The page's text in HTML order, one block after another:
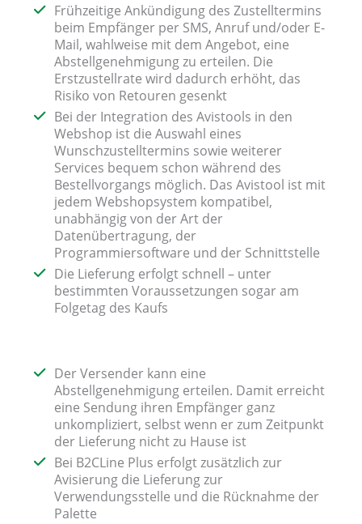
Frühzeitige Ankündigung des Zustelltermins
beim Empfänger per SMS, Anruf und/oder E-
Mail, wahlweise mit dem Angebot, eine
Abstellgenehmigung zu erteilen. Die
Erstzustellrate wird dadurch erhöht, das
Risiko von Retouren gesenkt
Bei der Integration des Avistools in den
Webshop ist die Auswahl eines
Wunschzustelltermins sowie weiterer
Services bequem schon während des
Bestellvorgangs möglich. Das Avistool ist mit
jedem Webshopsystem kompatibel,
unabhängig von der Art der
Datenübertragung, der
Programmiersoftware und der Schnittstelle
Die Lieferung erfolgt schnell – unter
bestimmten Voraussetzungen sogar am
Folgetag des Kaufs
Der Versender kann eine
Abstellgenehmigung erteilen. Damit erreicht
eine Sendung ihren Empfänger ganz
unkompliziert, selbst wenn er zum Zeitpunkt
der Lieferung nicht zu Hause ist
Bei B2CLine Plus erfolgt zusätzlich zur
Avisierung die Lieferung zur
Verwendungsstelle und die Rücknahme der
Palette